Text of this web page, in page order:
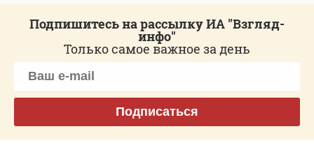
Подпишитесь на рассылку ИА "Взгляд-
инфо"
Только самое важное за день
Подписаться